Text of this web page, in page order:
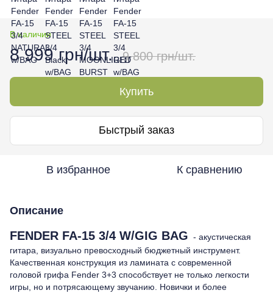
В наличии
8 999 грн/шт. 9 800 грн/шт.
Купить
Быстрый заказ
В избранное К сравнению
Описание
FENDER FA-15 3/4 W/GIG BAG - акустическая
гитара, визуально превосходный бюджетный инструмент.
Качественная конструкция из ламината с современной
головой грифа Fender 3+3 способствует не только легкости
игры, но и потрясающему звучанию. Новички и более